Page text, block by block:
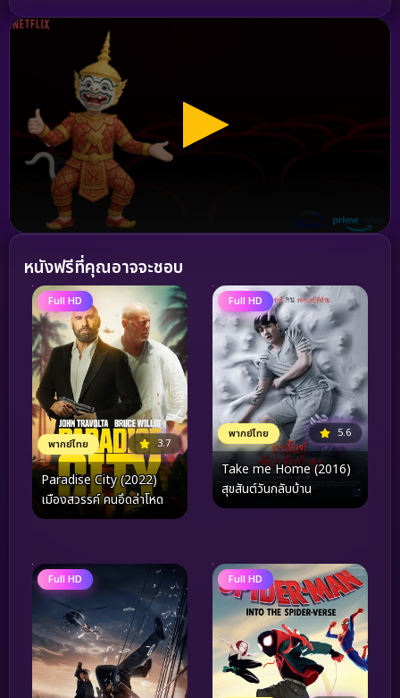
หนังฟรีที่คุณอาจจะชอบ
Full HD
พากย์ไทย 3.7
Paradise City (2022)
เมืองสวรรค์ คนอึดล่าโหด
Full HD
พากย์ไทย 5.6
Take me Home (2016)
สุขสันต์วันกลับบ้าน
Full HD Full HD